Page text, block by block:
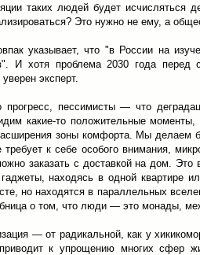
таких людей будет исчисляться
Это нужно не ему, а
указывает, что "в России на
И хотя проблема 2030 года перед
эксперт.
прогресс, пессимисты — что
какие-то положительные
зоны комфорта. Мы
к себе особого внимания,
заказать с доставкой на дом. Это
находясь в одной квартире
но находятся в параллельных
о том, что люди — это монады,
— от радикальной, как у
к упрощению многих сфер